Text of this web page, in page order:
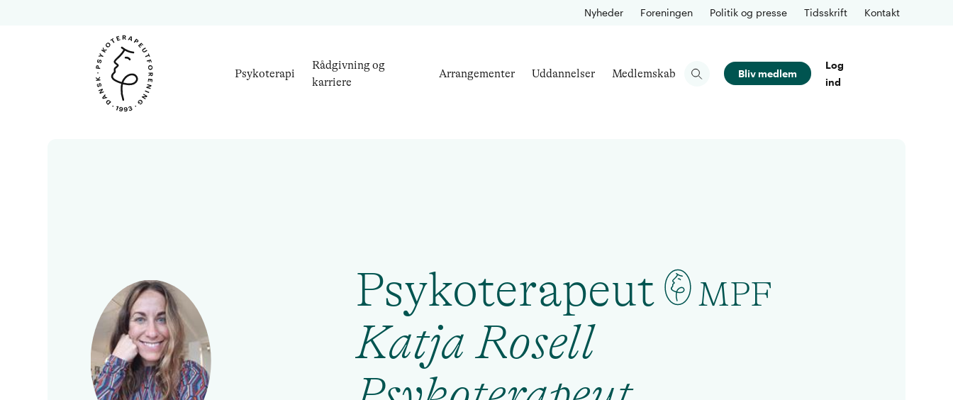
Nyheder Foreningen Politik og presse Tidsskrift Kontakt
Psykoterapi
Rådgivning og
karriere
Arrangementer Uddannelser Medlemskab Bliv medlem
Log
ind
Psykoterapeut MPF
Katja Rosell